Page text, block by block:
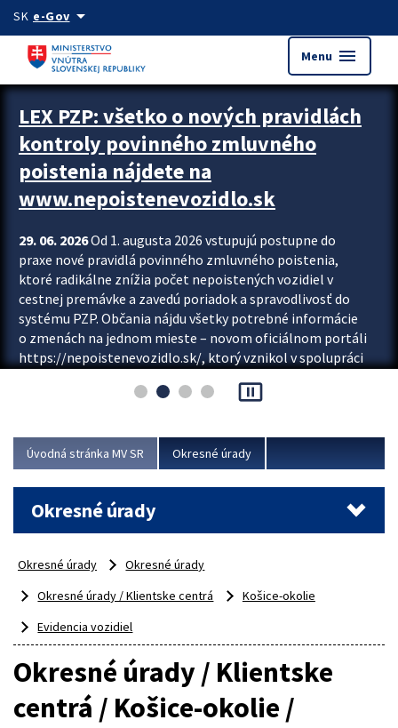
Preskocit na hlavný obsah
SK e-Govarrow_drop_down
Menu menu
Zastavit automatický posun upútavok
LEX PZP: všetko o nových pravidlách
kontroly povinného zmluvného
poistenia nájdete na
www.nepoistenevozidlo.sk
29. 06. 2026Od 1. augusta 2026 vstupujú postupne do
praxe nové pravidlá povinného zmluvného poistenia,
ktoré radikálne znížia počet nepoistených vozidiel v
cestnej premávke a zavedú poriadok a spravodlivosť do
systému PZP. Občania nájdu všetky potrebné informácie
o zmenách na jednom mieste – novom oficiálnom portáli
https://nepoistenevozidlo.sk/, ktorý vznikol v spolupráci
asociácie poisťovní (SLASPO) a Ministerstva vnútra SR.
Viac
pause_presentation
Úvodná stránka MV SR Okresné úrady
Okresné úrady
Okresné úrady
Okresné úrady
Okresné úrady / Klientske centrá
Košice-okolie
Evidencia vozidiel
Okresné úrady / Klientske
centrá / Košice-okolie /